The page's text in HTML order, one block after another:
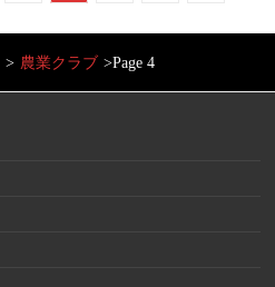
> 農業クラブ >Page 4